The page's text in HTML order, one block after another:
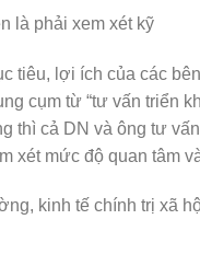
là phải xem xét kỹ
tiêu, lợi ích của các
cụm từ “tư vấn triển
thì cả DN và ông tư
xét mức độ quan tâm
kinh tế chính trị xã